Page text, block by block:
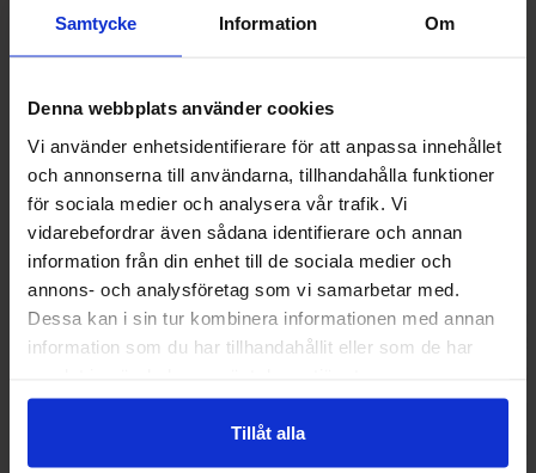
Samtycke Information Om
Denna webbplats använder cookies
Vi använder enhetsidentifierare för att anpassa innehållet
och annonserna till användarna, tillhandahålla funktioner
för sociala medier och analysera vår trafik. Vi
vidarebefordrar även sådana identifierare och annan
information från din enhet till de sociala medier och
annons- och analysföretag som vi samarbetar med.
Dessa kan i sin tur kombinera informationen med annan
information som du har tillhandahållit eller som de har
Tillåt alla
Takis Smokin BBQ 100g
-60%
Peelerz Peelable